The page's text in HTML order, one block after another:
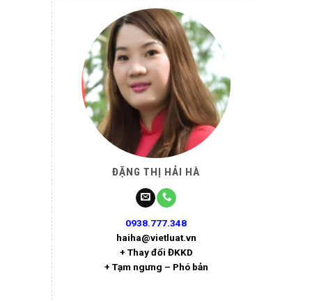
ĐẶNG THỊ HẢI HÀ
0938.777.348
haiha@vietluat.vn
+ Thay đổi ĐKKD
+ Tạm ngưng – Phó bản